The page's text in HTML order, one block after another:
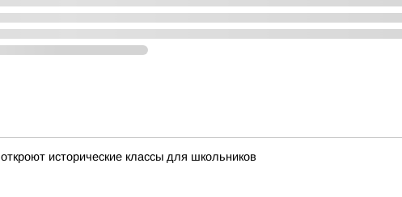
исторические классы для школьников